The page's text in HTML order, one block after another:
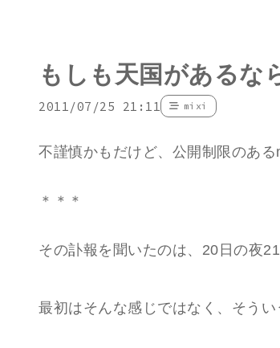
もしも天国があるな
2011/07/25 21:11 mixi
不謹慎かもだけど、公開制限のある
＊＊＊
その訃報を聞いたのは、20日の夜21
最初はそんな感じではなく、そう